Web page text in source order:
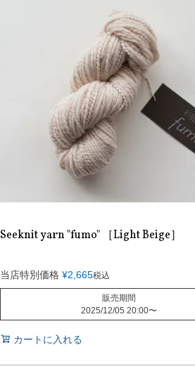
Seeknit yarn "fumo" ［Light Beige］
当店特別価格 ¥2,665税込
販売期間
2025/12/05 20:00〜
カートに入れる